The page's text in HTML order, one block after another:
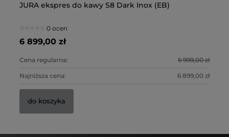
JURA ekspres do kawy S8 Dark Inox (EB)
0 ocen
6 899,00 zł
Cena regularna: 6 999,00 zł
Najniższa cena: 6 899,00 zł
do koszyka